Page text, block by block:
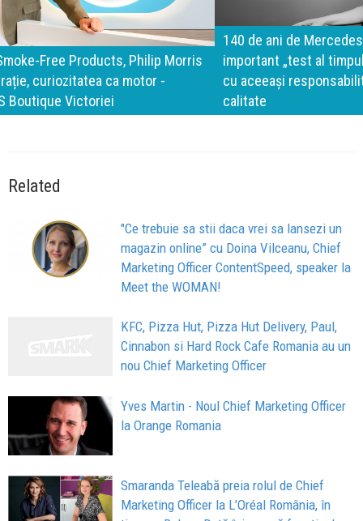
140 de ani de Mercedes-Benz. Ramona Pîrlog: Cel mai
important „test al timpului” este să inovăm constant, dar
cu aceeași responsabilitate față de oameni, siguranță și
calitate
Related
"Ce trebuie sa stii daca vrei sa lansezi un
magazin online” cu Doina Vilceanu, Chief
Marketing Officer ContentSpeed, speaker la
Meet the WOMAN!
KFC, Pizza Hut, Pizza Hut Delivery, Paul,
Cinnabon si Hard Rock Cafe Romania au un
nou Chief Marketing Officer
Yves Martin - Noul Chief Marketing Officer
la Orange Romania
Smaranda Teleabă preia rolul de Chief
Marketing Officer la L’Oréal România, în